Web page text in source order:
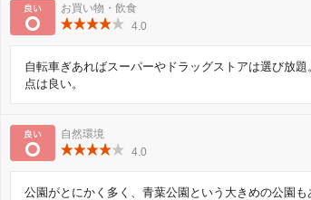
良い
お買い物・飲食
4.0
自転車ぎあればスーパーやドラッグストアは選び放
点は良い。
良い
自然環境
4.0
公園がとにかく多く、青葉公園という大きめの公園